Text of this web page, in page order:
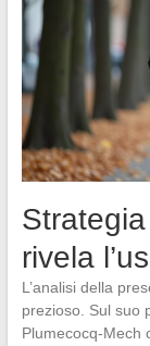
rivela
L’analisi della
prezioso. Sul suo
Plumecocq-Mech